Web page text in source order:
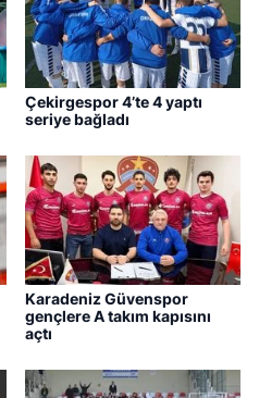
Çekirgespor 4’te 4 yaptı
seriye bağladı
Karadeniz Güvenspor
gençlere A takım kapısını
açtı